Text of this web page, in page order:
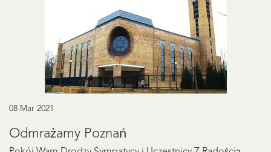
08 Mar 2021
Odmrażamy Poznań